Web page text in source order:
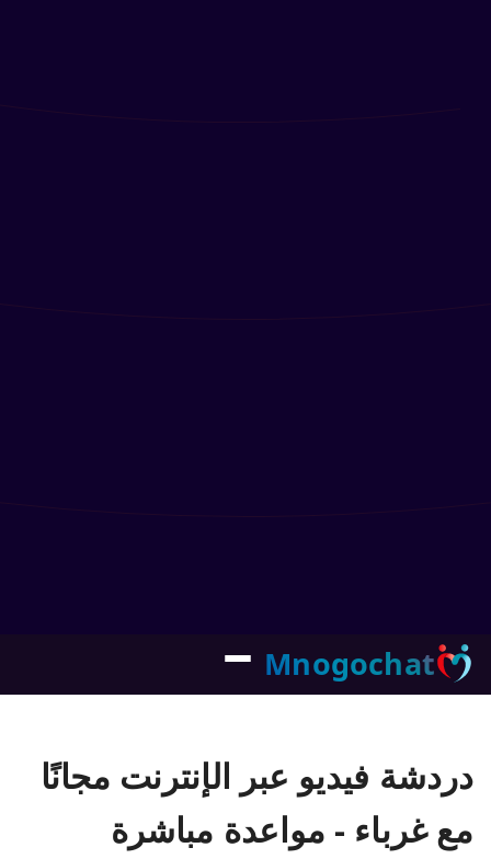
Mnogochat
دردشة فيديو عبر الإنترنت مجانًا
مع غرباء - مواعدة مباشرة